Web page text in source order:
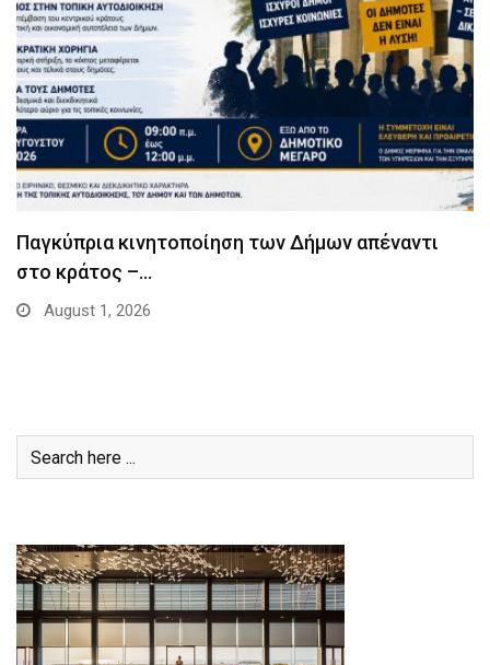
Παγκύπρια κινητοποίηση των Δήμων απέναντι
στο κράτος –…
August 1, 2026